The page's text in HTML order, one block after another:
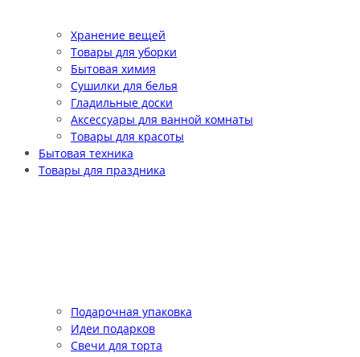
Хранение вещей
Товары для уборки
Бытовая химия
Сушилки для белья
Гладильные доски
Аксессуары для ванной комнаты
Товары для красоты
Бытовая техника
Товары для праздника
Подарочная упаковка
Идеи подарков
Свечи для торта